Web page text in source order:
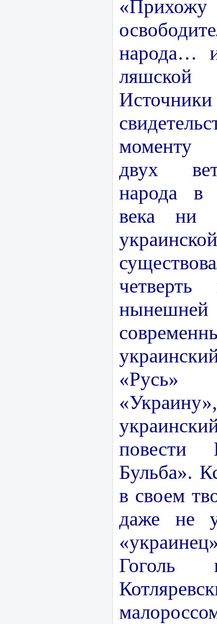
народа…
Источники
моменту
двух
народа в
века ни
четверть
«Русь»
повести
Бульба».
в своем
даже не
Гоголь